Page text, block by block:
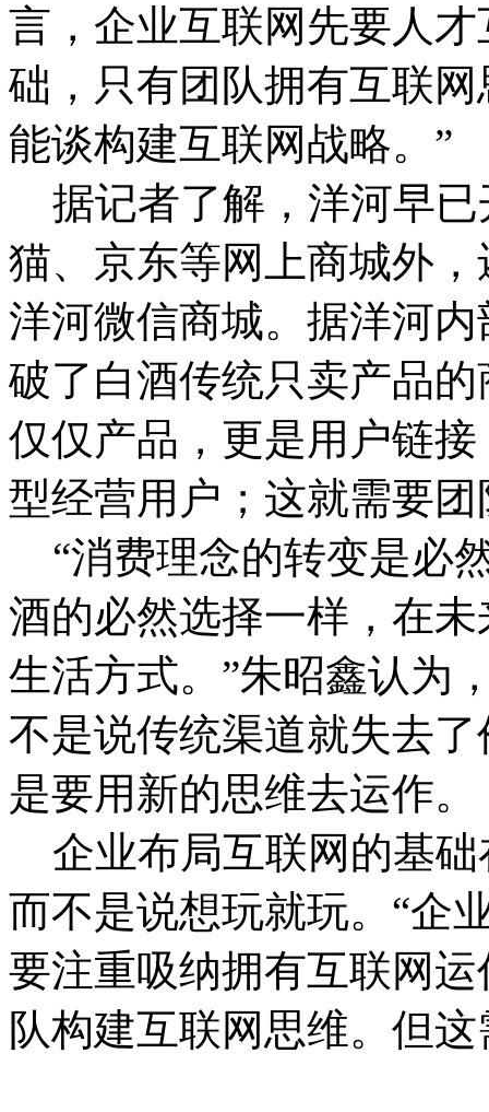
言，企业互联网先要人
础，只有团队拥有互联
能谈构建互联网战略。”
据记者了解，洋河早已
猫、京东等网上商城外
洋河微信商城。据洋河
破了白酒传统只卖产品
仅仅产品，更是用户链
型经营用户；这就需要
“消费理念的转变是必
酒的必然选择一样，在
生活方式。”朱昭鑫认为
不是说传统渠道就失去
是要用新的思维去运作。
企业布局互联网的基础
而不是说想玩就玩。“企
要注重吸纳拥有互联网
队构建互联网思维。但